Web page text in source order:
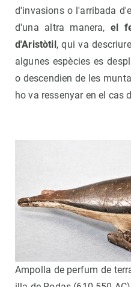
d'invasions o l'arribada
d'una altra manera,el
d'Aristòtil, qui va
algunes espècies es
o descendien de les
ho va ressenyar en el cas
Ampolla de perfum de